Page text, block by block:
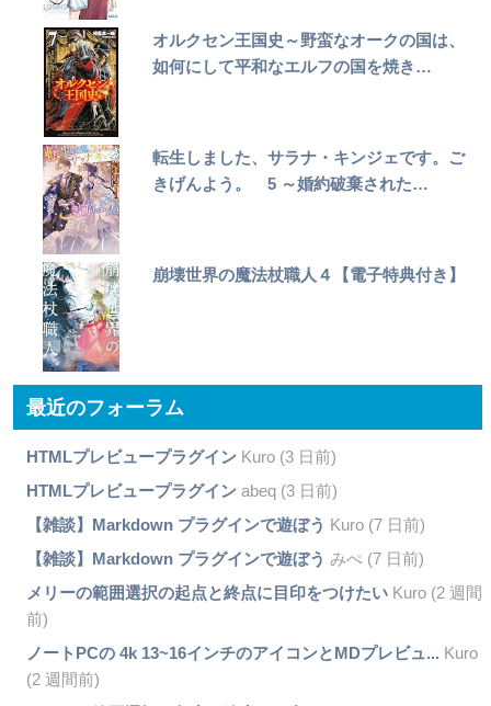
オルクセン王国史～野蛮なオークの国は、
如何にして平和なエルフの国を焼き…
転生しました、サラナ・キンジェです。ご
きげんよう。 5 ～婚約破棄された…
崩壊世界の魔法杖職人４【電子特典付き】
最近のフォーラム
HTMLプレビュープラグインKuro (3 日前)
HTMLプレビュープラグインabeq (3 日前)
【雑談】Markdown プラグインで遊ぼう Kuro (7 日前)
【雑談】Markdown プラグインで遊ぼう みぺ (7 日前)
メリーの範囲選択の起点と終点に目印をつけたいKuro (2 週間
前)
ノートPCの 4k 13~16インチのアイコンとMDプレビュ... Kuro
(2 週間前)